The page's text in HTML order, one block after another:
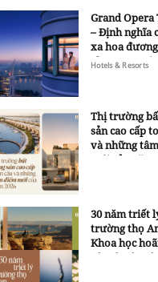
Grand Opera
– Định nghĩa
xa hoa
Sheraton
Hotels & Resorts
Thị trường
sản cao cấp
và những
mới của năm
30 năm triết
trường thọ
Khoa học
và trí tuệ